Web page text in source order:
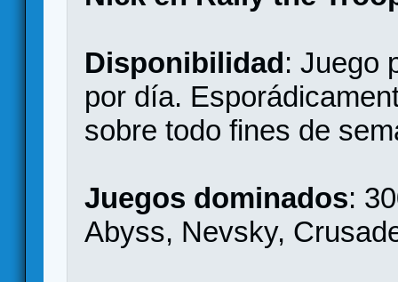
Disponibilidad: Juego
por día.
sobre todo fines de
Juegos dominados:
Abyss, Nevsky,